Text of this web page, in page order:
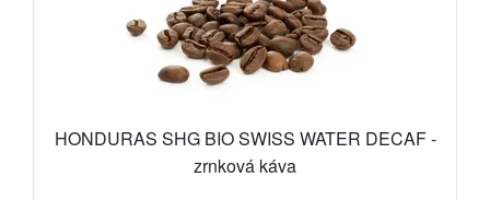
HONDURAS SHG BIO SWISS WATER DECAF -
zrnková káva